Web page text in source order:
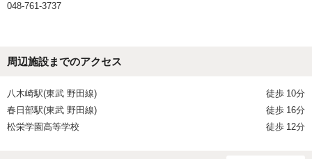
048-761-3737
周辺施設までのアクセス
八木崎駅(東武 野田線) 徒歩 10分
春日部駅(東武 野田線)
徒歩 16分
松栄学園高等学校
徒歩 12分